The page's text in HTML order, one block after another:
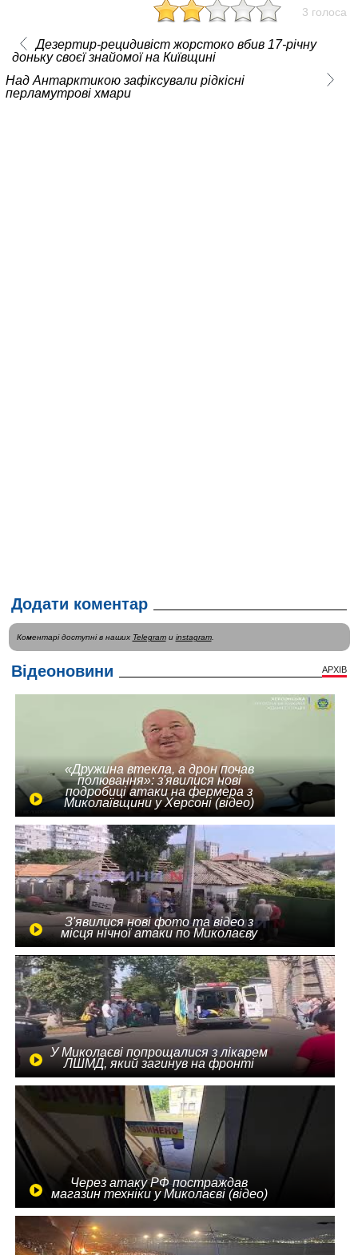
3 голоса
Дезертир-рецидивіст жорстоко вбив 17-річну
доньку своєї знайомої на Київщині
Над Антарктикою зафіксували рідкісні
перламутрові хмари
Додати коментар
Коментарі доступні в наших Telegramи instagram.
Відеоновини АРХІВ
«Дружина втекла, а дрон почав
полювання»: з'явилися нові
подробиці атаки на фермера з
Миколаївщини у Херсоні (відео)
З'явилися нові фото та відео з
місця нічної атаки по Миколаєву
У Миколаєві попрощалися з лікарем
ЛШМД, який загинув на фронті
Через атаку РФ постраждав
магазин техніки у Миколаєві (відео)